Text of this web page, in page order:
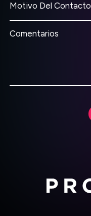
Motivo Del Contacto
Comentarios